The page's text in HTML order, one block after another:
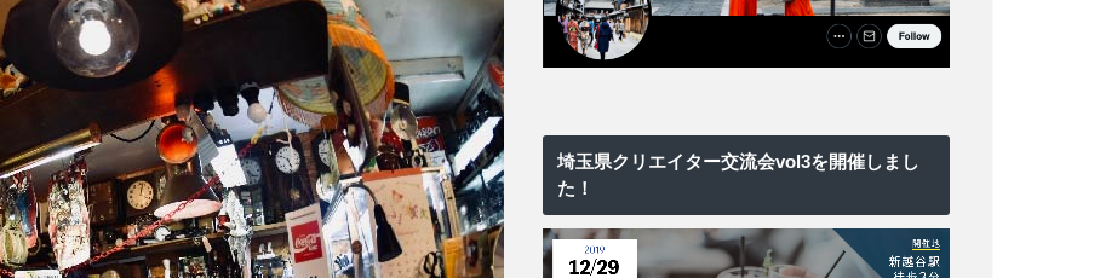
埼玉県クリエイター交流会vol3を開催しまし
た！